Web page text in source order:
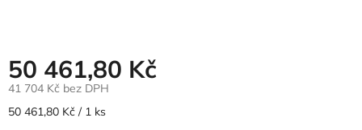
50 461,80 Kč
41 704 Kč bez DPH
Měrná
50 461,80 Kč / 1 ks